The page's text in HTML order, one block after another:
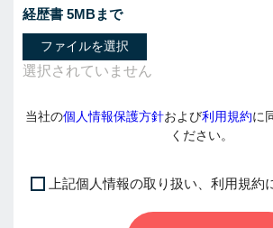
経歴書 5MBまで
ファイルを選択
当社の個人情報保護方針および利用規約に
ください。
上記個人情報の取り扱い、利用規約